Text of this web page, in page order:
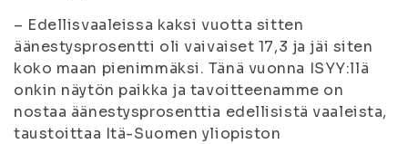
– Edellisvaaleissa kaksi vuotta sitten
äänestysprosentti oli vaivaiset 17,3 ja jäi siten
koko maan pienimmäksi. Tänä vuonna ISYY:llä
onkin näytön paikka ja tavoitteenamme on
nostaa äänestysprosenttia edellisistä vaaleista,
taustoittaa Itä-Suomen yliopiston